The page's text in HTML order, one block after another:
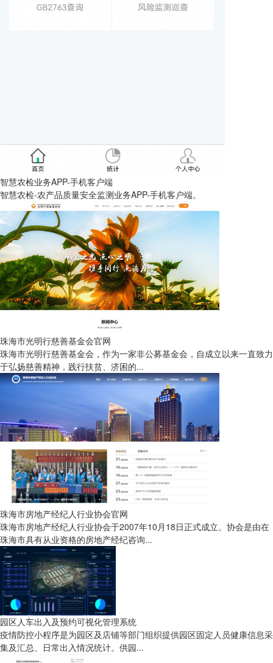
智慧农检业务APP-手机客户端
智慧农检-农产品质量安全监测业务APP-手机客户端。
珠海市光明行慈善基金会官网
珠海市光明行慈善基金会，作为一家非公募基金会，自成立以来一直致力
于弘扬慈善精神，践行扶贫、济困的...
珠海市房地产经纪人行业协会官网
珠海市房地产经纪人行业协会于2007年10月18日正式成立。协会是由在
珠海市具有从业资格的房地产经纪咨询...
园区人车出入及预约可视化管理系统
疫情防控小程序是为园区及店铺等部门组织提供园区固定人员健康信息采
集及汇总、日常出入情况统计。供园...